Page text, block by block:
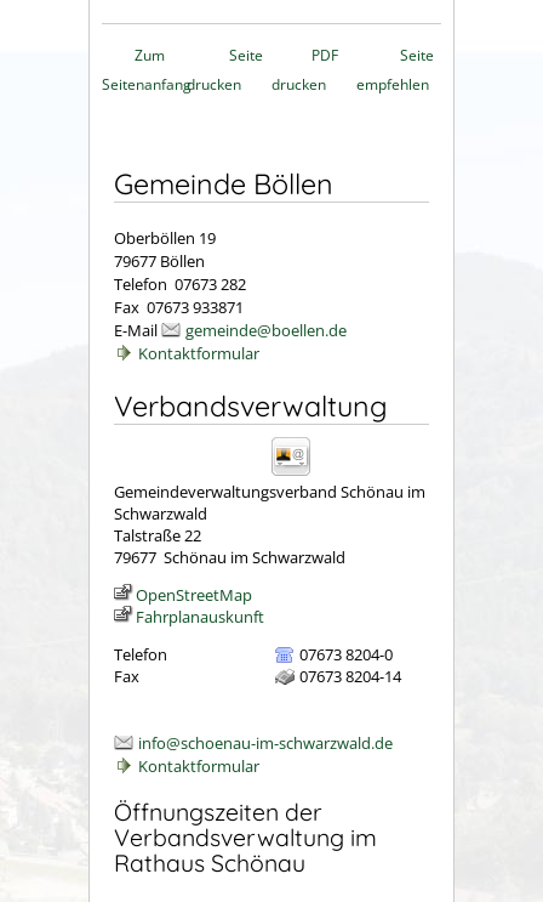
Zum
Seitenanfang
Seite
drucken
PDF
drucken
Seite
empfehlen
Gemeinde Böllen
Oberböllen 19
79677 Böllen
Telefon 07673 282
Fax 07673 933871
E-Mail
gemeinde@boellen.de
Kontaktformular
Verbandsverwaltung
Gemeindeverwaltungsverband Schönau im
Schwarzwald
Talstraße 22
79677 Schönau im Schwarzwald
OpenStreetMap
Fahrplanauskunft
Telefon
07673 8204-0
Fax
07673 8204-14
info@schoenau-im-schwarzwald.de
Kontaktformular
Öffnungszeiten der
Verbandsverwaltung im
Rathaus Schönau